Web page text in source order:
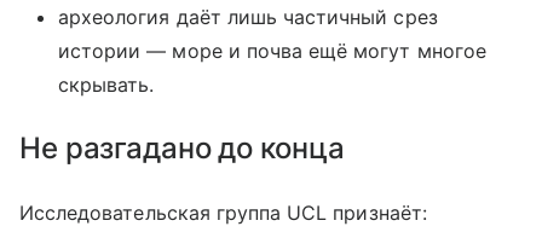
археология даёт лишь частичный срез
истории — море и почва ещё могут многое
скрывать.
Не разгадано до конца
Исследовательская группа UCL признаёт: